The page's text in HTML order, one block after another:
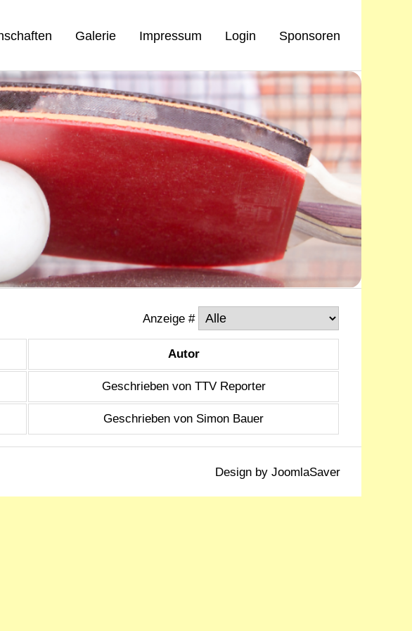
Galerie Impressum Login Sponsoren
Anzeige #
Autor
Geschrieben von TTV Reporter
Geschrieben von Simon Bauer
Design by JoomlaSaver